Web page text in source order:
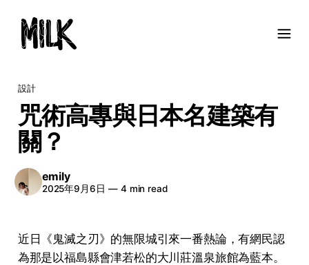
設計
咒術高專與日本名建築有
關？
emily
2025年9月6日 —4 min read
近日《鬼滅之刃》的無限城引來一番熱論，有網民認
為那是以福島縣會津若松的大川莊溫泉旅館為藍本。